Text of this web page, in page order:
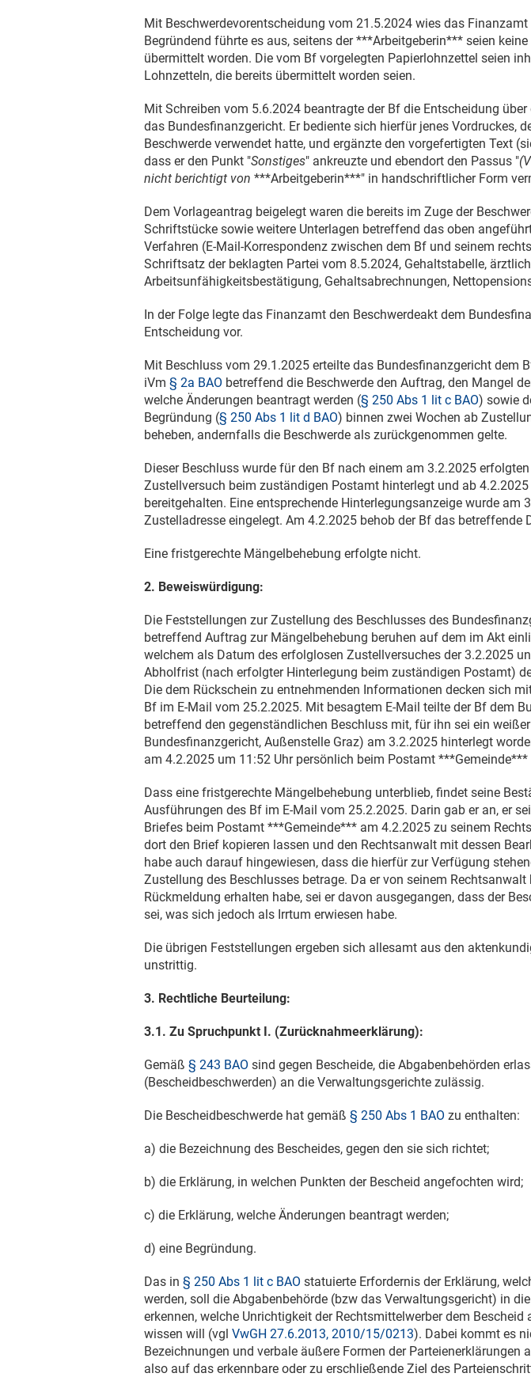
Mit Beschwerdevorentscheidung vom21.5.2024 wies das Finanzamt
Begründend führte es aus, seitens der ***Arbeitgeberin*** seien
übermittelt worden. Die vom Bf vorgelegten Papierlohnzettel seien
Lohnzetteln, die bereits übermittelt worden seien.
Mit Schreiben vom 5.6.2024 beantragte der Bf die Entscheidung
das Bundesfinanzgericht. Er bediente sich hierfür jenes Vordruckes,
Beschwerde verwendet hatte, und ergänzte den vorgefertigten Text
dass er den Punkt "Sonstiges" ankreuzte und ebendort den Passus "
nicht berichtigt von***Arbeitgeberin***" in handschriftlicher Form
Dem Vorlageantrag beigelegt waren die bereits im Zuge der
Schriftstücke sowie weitere Unterlagen betreffend das oben
Verfahren (E-Mail-Korrespondenz zwischen dem Bf und seinem
Schriftsatz der beklagten Partei vom 8.5.2024, Gehaltstabelle,
Arbeitsunfähigkeitsbestätigung, Gehaltsabrechnungen,
In der Folge legte das Finanzamt den Beschwerdeakt dem
Entscheidung vor.
Mit Beschluss vom29.1.2025 erteilte das Bundesfinanzgericht dem
iVm§ 2a BAO betreffend die Beschwerde den Auftrag, den Mangel
welche Änderungen beantragt werden (§ 250 Abs 1 lit c BAO) sowie
Begründung (§ 250 Abs 1 lit d BAO) binnen zwei Wochen ab
beheben, andernfalls die Beschwerde als zurückgenommen gelte.
Dieser Beschluss wurde für den Bf nach einem am3.2.2025
Zustellversuch beim zuständigen Postamt hinterlegt und ab4.2.2025
bereitgehalten. Eine entsprechende Hinterlegungsanzeige wurde am
Zustelladresse eingelegt. Am4.2.2025 behob der Bf das betreffende
Eine fristgerechte Mängelbehebung erfolgte nicht.
2. Beweiswürdigung:
Die Feststellungen zur Zustellung des Beschlusses des
betreffend Auftrag zur Mängelbehebung beruhen auf dem im Akt
welchem als Datum des erfolglosen Zustellversuches der3.2.2025
Abholfrist (nach erfolgter Hinterlegung beim zuständigen Postamt)
Die dem Rückschein zu entnehmenden Informationen decken sich
Bf im E-Mail vom25.2.2025. Mit besagtem E-Mail teilte der Bf dem
betreffend den gegenständlichen Beschluss mit, für ihn sei ein
Bundesfinanzgericht, Außenstelle Graz) am3.2.2025 hinterlegt
am4.2.2025 um 11:52 Uhr persönlich beim Postamt ***Gemeinde***
Dass eine fristgerechte Mängelbehebung unterblieb, findet seine
Ausführungen des Bf im E-Mail vom25.2.2025. Darin gab er an, er
Briefes beim Postamt ***Gemeinde*** am4.2.2025 zu seinem
dort den Brief kopieren lassen und den Rechtsanwalt mit dessen
habe auch darauf hingewiesen, dass die hierfür zur Verfügung
Zustellung des Beschlusses betrage. Da er von seinem Rechtsanwalt
Rückmeldung erhalten habe, sei er davon ausgegangen, dass der
sei, was sich jedoch als Irrtum erwiesen habe.
Die übrigen Feststellungen ergeben sich allesamt aus den
unstrittig.
3. Rechtliche Beurteilung:
3.1. Zu Spruchpunkt I. (Zurücknahmeerklärung):
Gemäß§ 243 BAO sind gegen Bescheide, die Abgabenbehörden
(Bescheidbeschwerden) an die Verwaltungsgerichte zulässig.
Die Bescheidbeschwerde hat gemäß§ 250 Abs 1 BAO zu enthalten:
a) die Bezeichnung des Bescheides, gegen den sie sich richtet;
b) die Erklärung, in welchen Punkten der Bescheid angefochten wird;
c) die Erklärung, welche Änderungen beantragt werden;
d) eine Begründung.
Das in§ 250 Abs 1 lit c BAO statuierte Erfordernis der Erklärung,
werden, soll die Abgabenbehörde (bzw das Verwaltungsgericht) in
erkennen, welche Unrichtigkeit der Rechtsmittelwerber dem
wissen will (vglVwGH 27.6.2013, 2010/15/0213). Dabei kommt es
Bezeichnungen und verbale äußere Formen der Parteienerklärungen
also auf das erkennbare oder zu erschließende Ziel des